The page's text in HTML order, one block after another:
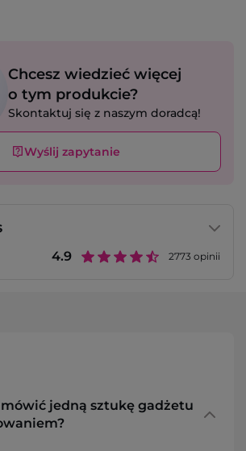
Chcesz wiedzieć więcej
o tym produkcie?
Skontaktuj się z naszym doradcą!
Wyślij zapytanie
4.9 2773 opinii
jedną sztukę gadżetu